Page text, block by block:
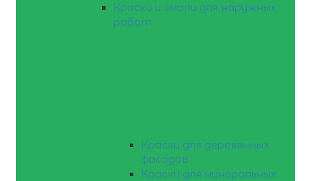
Краски и эмали для наружных
работ
Краски для деревянных
фасадов
Краски для минеральных